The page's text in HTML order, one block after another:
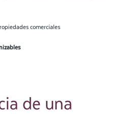
comerciales
de una